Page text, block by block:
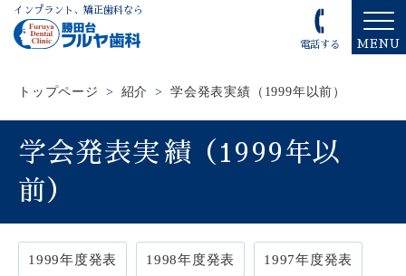
インプラント、矯正歯科なら
電話する MENU
トップページ > 紹介 > 学会発表実績（1999年以前）
学会発表実績（1999年以
前）
1999年度発表 1998年度発表 1997年度発表